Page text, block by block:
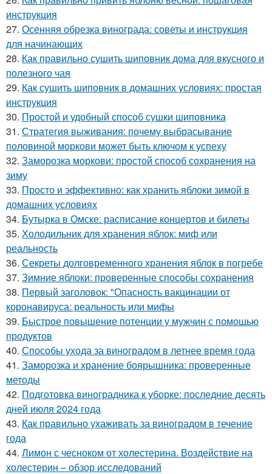
инструкция
27. Осенняя обрезка винограда: советы и инструкция
для начинающих
28. Как правильно сушить шиповник дома для вкусного и
полезного чая
29. Как сушить шиповник в домашних условиях: простая
инструкция
30. Простой и удобный способ сушки шиповника
31. Стратегия выживания: почему выбрасывание
половиной моркови может быть ключом к успеху
32. Заморозка моркови: простой способ сохранения на
зиму
33. Просто и эффективно: как хранить яблоки зимой в
домашних условиях
34. Бутырка в Омске: расписание концертов и билеты
35. Холодильник для хранения яблок: миф или
реальность
36. Секреты долговременного хранения яблок в погребе
37. Зимние яблоки: проверенные способы сохранения
38. Первый заголовок: "Опасность вакцинации от
коронавируса: реальность или мифы
39. Быстрое повышение потенции у мужчин с помощью
продуктов
40. Способы ухода за виноградом в летнее время года
41. Заморозка и хранение боярышника: проверенные
методы
42. Подготовка виноградника к уборке: последние десять
дней июля 2024 года
43. Как правильно ухаживать за виноградом в течение
года
44. Лимон с чесноком от холестерина. Воздействие на
холестерин – обзор исследований